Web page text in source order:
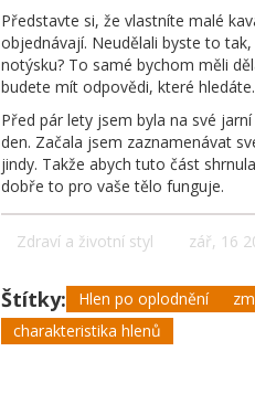
Představte si, že vlastníte malé
objednávají. Neudělali byste to
notýsku? To samé bychom měli
budete mít odpovědi, které hledáte.
Před pár lety jsem byla na své
den. Začala jsem zaznamenávat
jindy. Takže abych tuto část
dobře to pro vaše tělo funguje.
Zdraví a životní styl zář, 16
Štítky: Hlen po oplodnění
charakteristika hlenů